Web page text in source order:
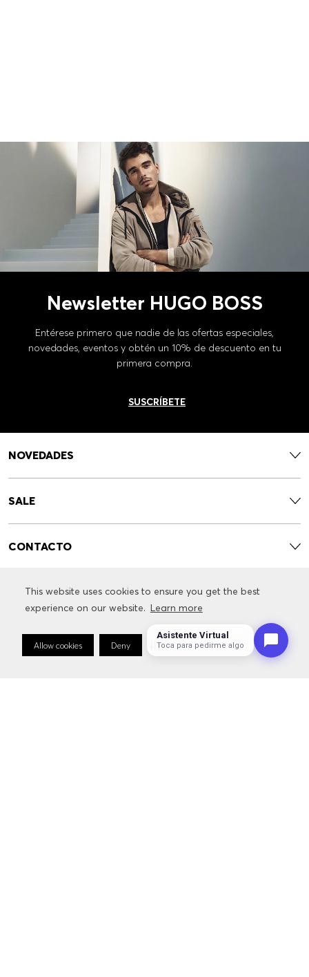
This website uses cookies to ensure you get the best
experience on our website. Learn more
Allow cookies Deny Cookie Preferences
This website uses cookies to ensure you get the best
experience on our website. Learn more
Allow cookies Deny Cookie Preferences
Newsletter HUGO BOSS
Entérese primero que nadie de las ofertas especiales,
novedades, eventos y obtén un 10% de descuento en tu
primera compra.
SUSCRÍBETE
NOVEDADES
SALE
CONTACTO
SERVICIOS
INFORMACIÓN RELACIONADA CON LA MARCA
Asistente Virtual
Toca para pedirme algo